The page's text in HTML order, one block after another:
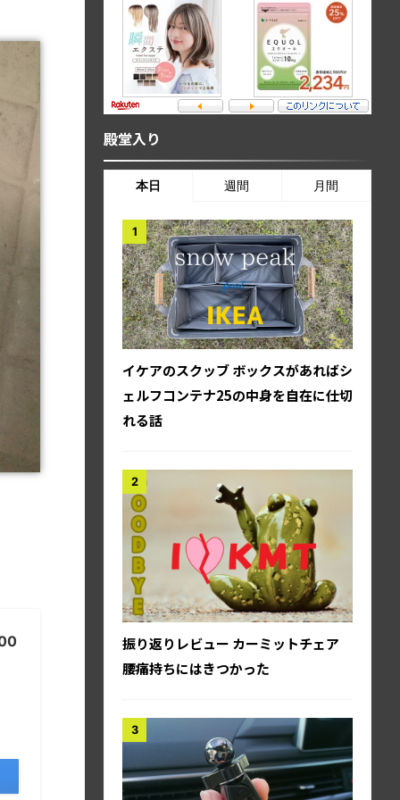
殿堂入り
本日 週間 月間
イケアのスクッブ ボックスがあればシ
ェルフコンテナ25の中身を自在に仕切
れる話
振り返りレビュー カーミットチェア
腰痛持ちにはきつかった